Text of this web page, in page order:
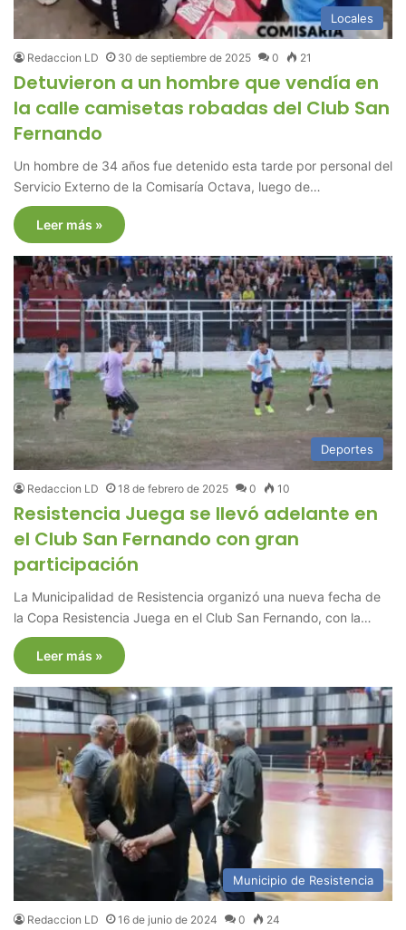
Locales
Redaccion LD 30 de septiembre de 2025 0 21
Detuvieron a un hombre que vendía en
la calle camisetas robadas del Club San
Fernando
Un hombre de 34 años fue detenido esta tarde por personal del
Servicio Externo de la Comisaría Octava, luego de…
Leer más »
Deportes
Redaccion LD 18 de febrero de 2025 0 10
Resistencia Juega se llevó adelante en
el Club San Fernando con gran
participación
La Municipalidad de Resistencia organizó una nueva fecha de
la Copa Resistencia Juega en el Club San Fernando, con la…
Leer más »
Municipio de Resistencia
Redaccion LD 16 de junio de 2024 0 24